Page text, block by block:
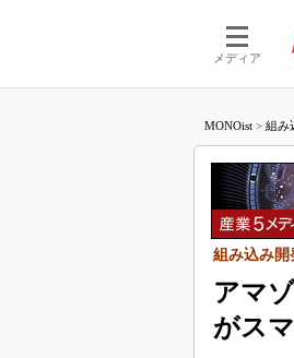
メディア
MONOist > 組み
アマ
がス
組み込み開